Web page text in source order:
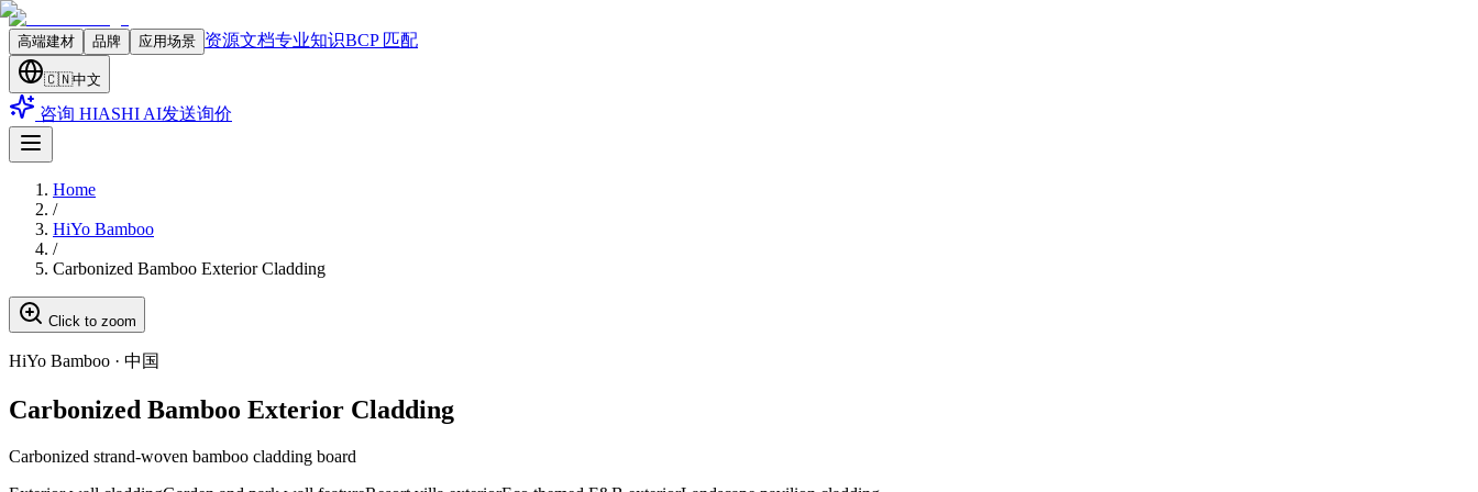
高端建材 品牌 应用场景 资源文档专业知识BCP 匹配
🇨🇳中文
咨询 HIASHI AI发送询价
Home
/
HiYo Bamboo
/
Carbonized Bamboo Exterior Cladding
Click to zoom
HiYo Bamboo · 中国
Carbonized Bamboo Exterior Cladding
Carbonized strand-woven bamboo cladding board